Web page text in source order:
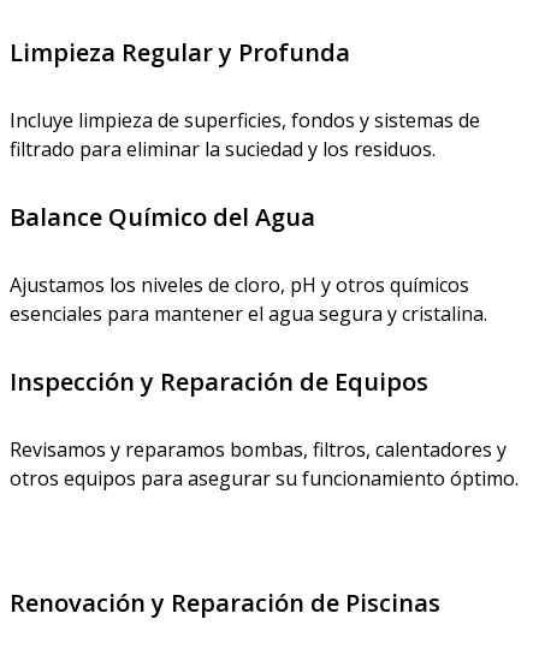
Limpieza Regular y Profunda
Incluye limpieza de superficies, fondos y sistemas de
filtrado para eliminar la suciedad y los residuos.
Balance Químico del Agua
Ajustamos los niveles de cloro, pH y otros químicos
esenciales para mantener el agua segura y cristalina.
Inspección y Reparación de Equipos
Revisamos y reparamos bombas, filtros, calentadores y
otros equipos para asegurar su funcionamiento óptimo.
Renovación y Reparación de Piscinas